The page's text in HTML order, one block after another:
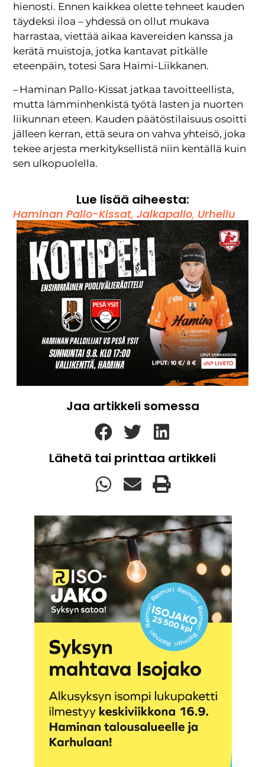
hienosti. Ennen kaikkea olette tehneet kauden
täydeksi iloa – yhdessä on ollut mukava
harrastaa, viettää aikaa kavereiden kanssa ja
kerätä muistoja, jotka kantavat pitkälle
eteenpäin, totesi Sara Haimi-Liikkanen.
– Haminan Pallo-Kissat jatkaa tavoitteellista,
mutta lämminhenkistä työtä lasten ja nuorten
liikunnan eteen. Kauden päätöstilaisuus osoitti
jälleen kerran, että seura on vahva yhteisö, joka
tekee arjesta merkityksellistä niin kentällä kuin
sen ulkopuolella.
Lue lisää aiheesta:
Haminan Pallo-Kissat,Jalkapallo, Urheilu
Jaa artikkeli somessa
Lähetä tai printtaa artikkeli